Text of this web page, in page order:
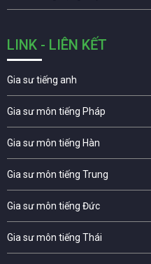
LINK - LIÊN KẾT
Gia sư tiếng anh
Gia sư môn tiếng Pháp
Gia sư môn tiếng Hàn
Gia sư môn tiếng Trung
Gia sư môn tiếng Đức
Gia sư môn tiếng Thái